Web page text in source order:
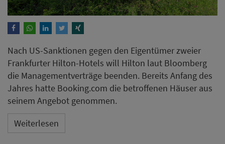
Nach US-Sanktionen gegen den Eigentümer zweier
Frankfurter Hilton-Hotels will Hilton laut Bloomberg
die Managementverträge beenden. Bereits Anfang des
Jahres hatte Booking.com die betroffenen Häuser aus
seinem Angebot genommen.
Weiterlesen